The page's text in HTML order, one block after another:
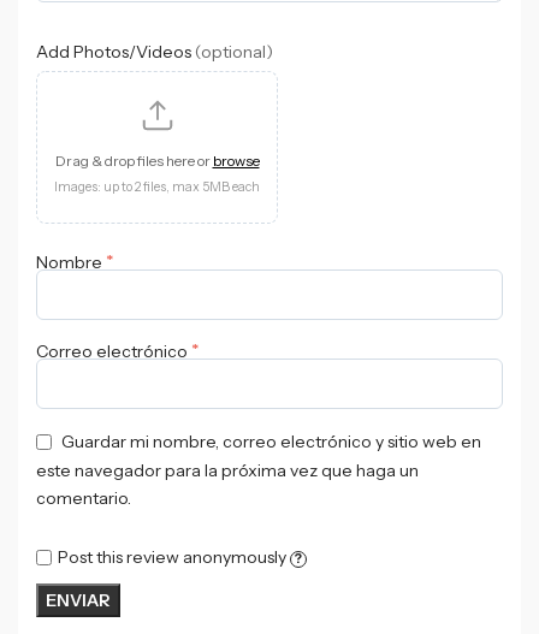
Add Photos/Videos (optional)
Drag & drop files here or browse
Images: up to 2 files, max 5MB each
Nombre *
Correo electrónico *
Guardar mi nombre, correo electrónico y sitio web en
este navegador para la próxima vez que haga un
comentario.
Post this review anonymously ?